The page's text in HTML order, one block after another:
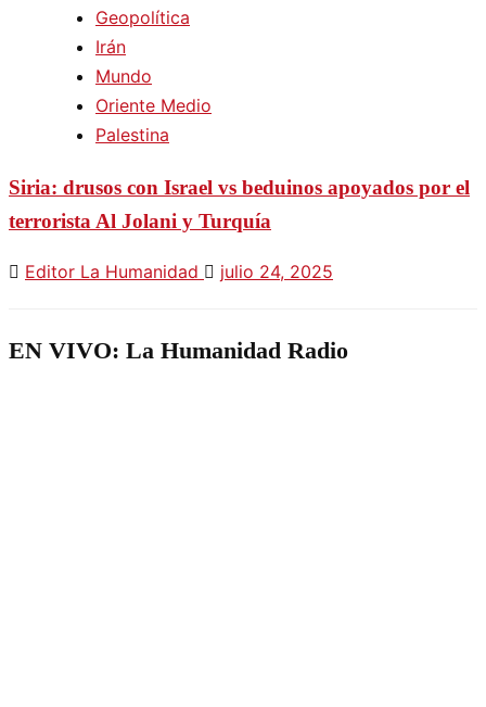
Geopolítica
Irán
Mundo
Oriente Medio
Palestina
Siria: drusos con Israel vs beduinos apoyados por el
terrorista Al Jolani y Turquía
Editor La Humanidad julio 24, 2025
EN VIVO: La Humanidad Radio